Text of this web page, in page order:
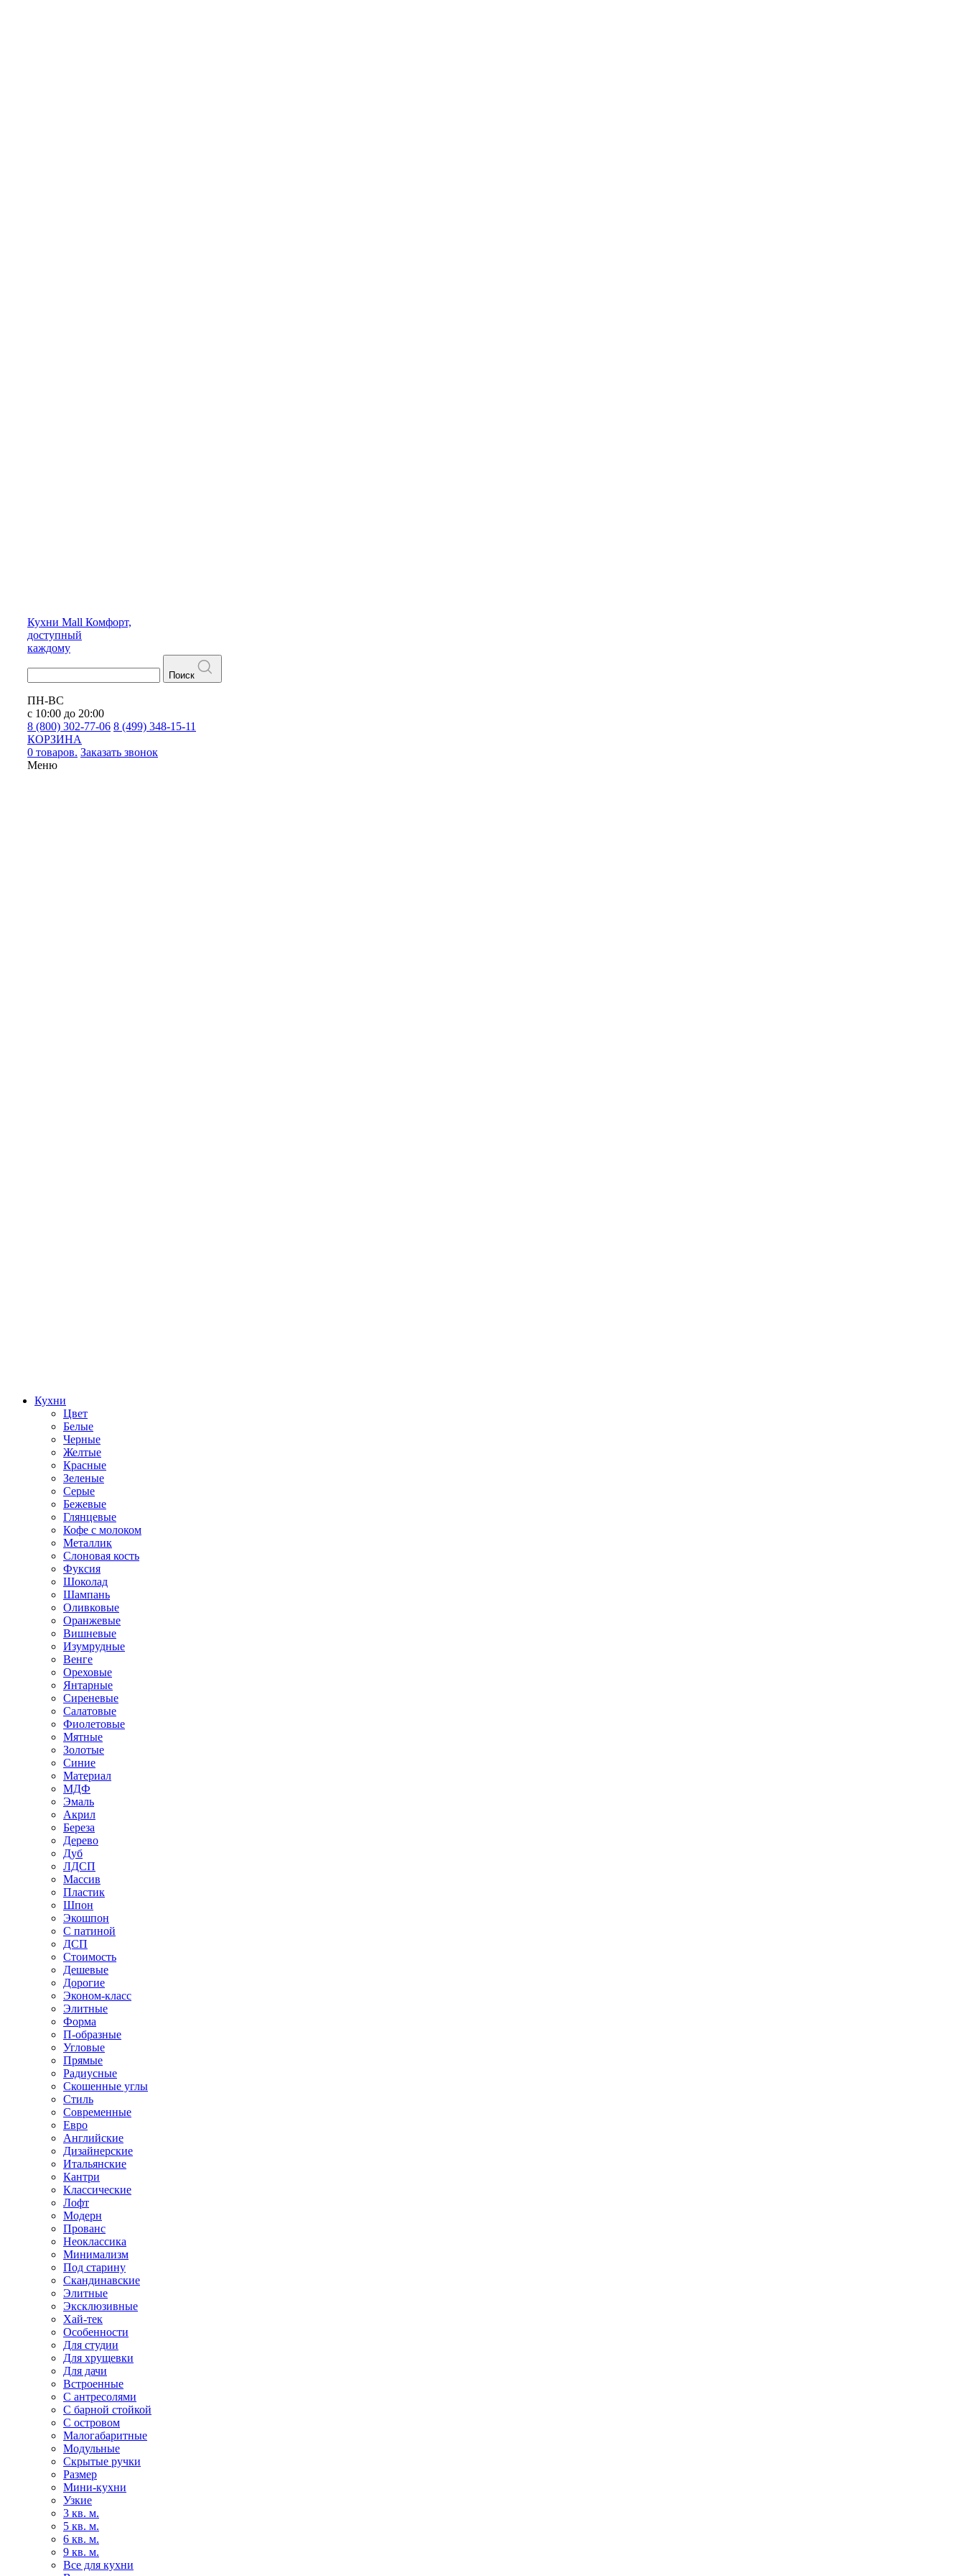
Кухни Mall Комфорт,
доступный
каждому
Поиск
ПН-ВС
с 10:00 до 20:00
8 (800) 302-77-06 8 (499) 348-15-11
КОРЗИНА
0 товаров. Заказать звонок
Меню
Кухни
Цвет
Белые
Черные
Желтые
Красные
Зеленые
Серые
Бежевые
Глянцевые
Кофе с молоком
Металлик
Слоновая кость
Фуксия
Шоколад
Шампань
Оливковые
Оранжевые
Вишневые
Изумрудные
Венге
Ореховые
Янтарные
Сиреневые
Салатовые
Фиолетовые
Мятные
Золотые
Синие
Материал
МДФ
Эмаль
Акрил
Береза
Дерево
Дуб
ЛДСП
Массив
Пластик
Шпон
Экошпон
С патиной
ДСП
Стоимость
Дешевые
Дорогие
Эконом-класс
Элитные
Форма
П-образные
Угловые
Прямые
Радиусные
Скошенные углы
Стиль
Современные
Евро
Английские
Дизайнерские
Итальянские
Кантри
Классические
Лофт
Модерн
Прованс
Неоклассика
Минимализм
Под старину
Скандинавские
Элитные
Эксклюзивные
Хай-тек
Особенности
Для студии
Для хрущевки
Для дачи
Встроенные
С антресолями
С барной стойкой
С островом
Малогабаритные
Модульные
Скрытые ручки
Размер
Мини-кухни
Узкие
3 кв. м.
5 кв. м.
6 кв. м.
9 кв. м.
Все для кухни